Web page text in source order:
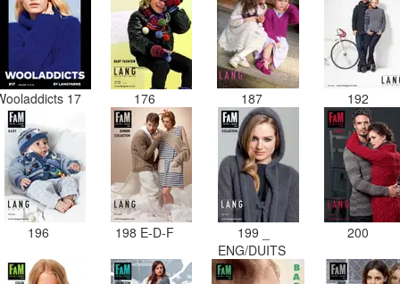
17 176 187 192
196 198 E-D-F
199 _
ENG/DUITS
200